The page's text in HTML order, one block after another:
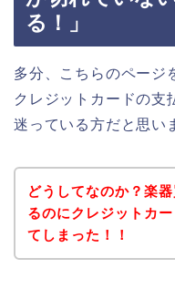
る！」
多分、こちらのページ
クレジットカードの支
迷っている方だと思い
どうしてなのか？楽
るのにクレジットカ
てしまった！！